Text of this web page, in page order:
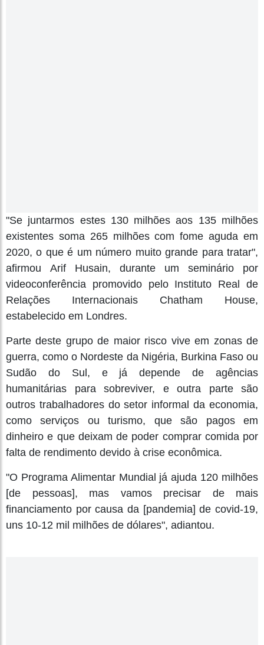
"Se juntarmos estes 130 milhões aos 135 milhões
existentes soma 265 milhões com fome aguda em
2020, o que é um número muito grande para tratar",
afirmou Arif Husain, durante um seminário por
videoconferência promovido pelo Instituto Real de
Relações Internacionais Chatham House,
estabelecido em Londres.
Parte deste grupo de maior risco vive em zonas de
guerra, como o Nordeste da Nigéria, Burkina Faso ou
Sudão do Sul, e já depende de agências
humanitárias para sobreviver, e outra parte são
outros trabalhadores do setor informal da economia,
como serviços ou turismo, que são pagos em
dinheiro e que deixam de poder comprar comida por
falta de rendimento devido à crise econômica.
"O Programa Alimentar Mundial já ajuda 120 milhões
[de pessoas], mas vamos precisar de mais
financiamento por causa da [pandemia] de covid-19,
uns 10-12 mil milhões de dólares", adiantou.